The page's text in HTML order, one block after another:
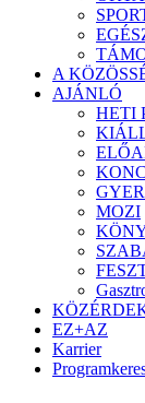
A
AJÁNLÓ
HETI
MOZI
EZ+AZ
Karrier